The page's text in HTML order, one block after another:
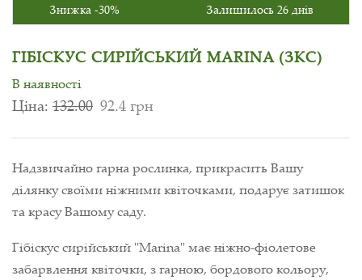
Знижка -30% Залишилось 26 днів
ГІБІСКУС СИРІЙСЬКИЙ MARINA (ЗКС)
В наявності
Ціна: 132.00 92.4 грн
Надзвичайно гарна рослинка, прикрасить Вашу
ділянку своїми ніжними квіточками, подарує затишок
та красу Вашому саду.
Гібіскус сирійський "Marina" має ніжно-фіолетове
забарвлення квіточки, з гарною, бордового кольору,